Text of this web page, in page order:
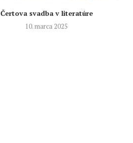
Čertova svadba v literatúre
10. marca 2025